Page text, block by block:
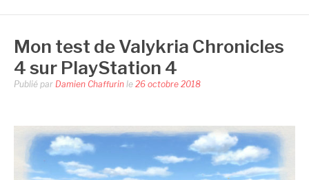
Mon test de Valykria Chronicles
4 sur PlayStation 4
Publié par Damien Chaffurin le 26 octobre 2018